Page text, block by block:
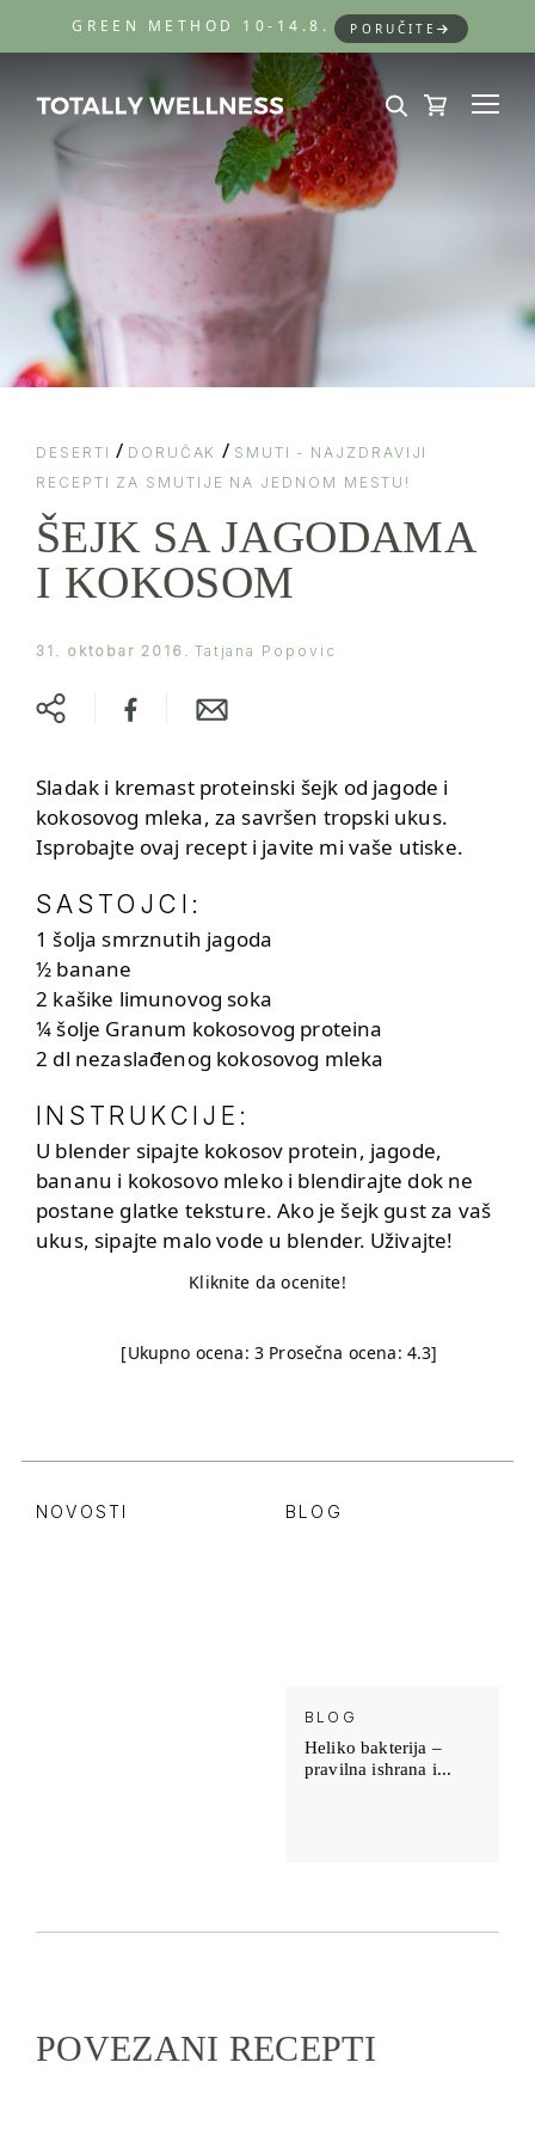
GREEN METHOD 10-14.8. PORUČITE
DESERTI / DORUČAK / SMUTI - NAJZDRAVIJI
RECEPTI ZA SMUTIJE NA JEDNOM MESTU!
ŠEJK SA JAGODAMA
I KOKOSOM
31. oktobar 2016. Tatjana Popovic
Sladak i kremast proteinski šejk od jagode i
kokosovog mleka, za savršen tropski ukus.
Isprobajte ovaj recept i javite mi vaše utiske.
SASTOJCI:
1 šolja smrznutih jagoda
½ banane
2 kašike limunovog soka
¼ šolje Granum kokosovog proteina
2 dl nezaslađenog kokosovog mleka
INSTRUKCIJE:
U blender sipajte kokosov protein, jagode,
bananu i kokosovo mleko i blendirajte dok ne
postane glatke teksture. Ako je šejk gust za vaš
ukus, sipajte malo vode u blender. Uživajte!
Kliknite da ocenite!
[Ukupno ocena: 3 Prosečna ocena: 4.3]
NOVOSTI BLOG
BLOG
Heliko bakterija –
pravilna ishrana i...
POVEZANI RECEPTI